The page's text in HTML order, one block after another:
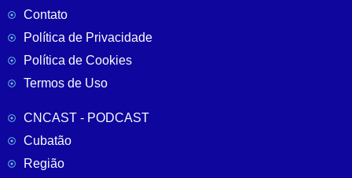
Contato
Política de Privacidade
Política de Cookies
Termos de Uso
CNCAST - PODCAST
Cubatão
Região